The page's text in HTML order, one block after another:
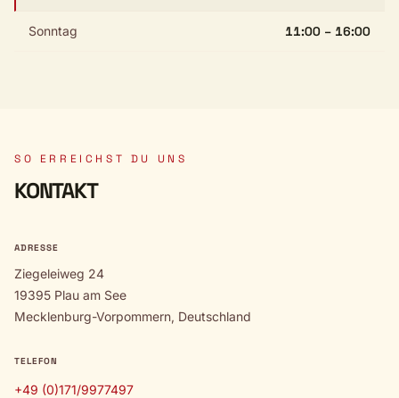
Sonntag 11:00 – 16:00
SO ERREICHST DU UNS
KONTAKT
ADRESSE
Ziegeleiweg 24
19395 Plau am See
Mecklenburg-Vorpommern, Deutschland
TELEFON
+49 (0)171/9977497